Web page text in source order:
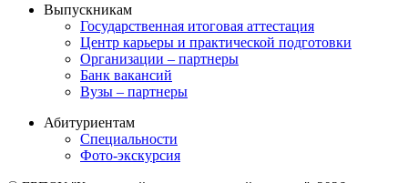
Выпускникам
Государственная итоговая аттестация
Центр карьеры и практической подготовки
Организации – партнеры
Банк вакансий
Вузы – партнеры
Абитуриентам
Специальности
Фото-экскурсия